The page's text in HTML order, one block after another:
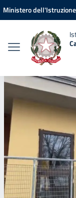
Vai ai contenuti
Vai al menu di
Vai al footer
Ministero